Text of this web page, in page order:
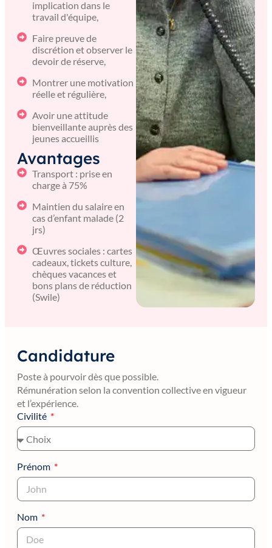
implication dans le
travail d'équipe,
Faire preuve de
discrétion et observer le
devoir de réserve,
Montrer une motivation
réelle et régulière,
Avoir une attitude
bienveillante auprès des
jeunes accueillis
Avantages
Transport : prise en
charge à 75%
Maintien du salaire en
cas d’enfant malade (2
jrs)
Œuvres sociales : cartes
cadeaux, tickets culture,
chèques vacances et
bons plans de réduction
(Swile)
Candidature
Poste à pourvoir dès que possible.
Rémunération selon la convention collective en vigueur
et l’expérience.
Civilité
Prénom
Nom